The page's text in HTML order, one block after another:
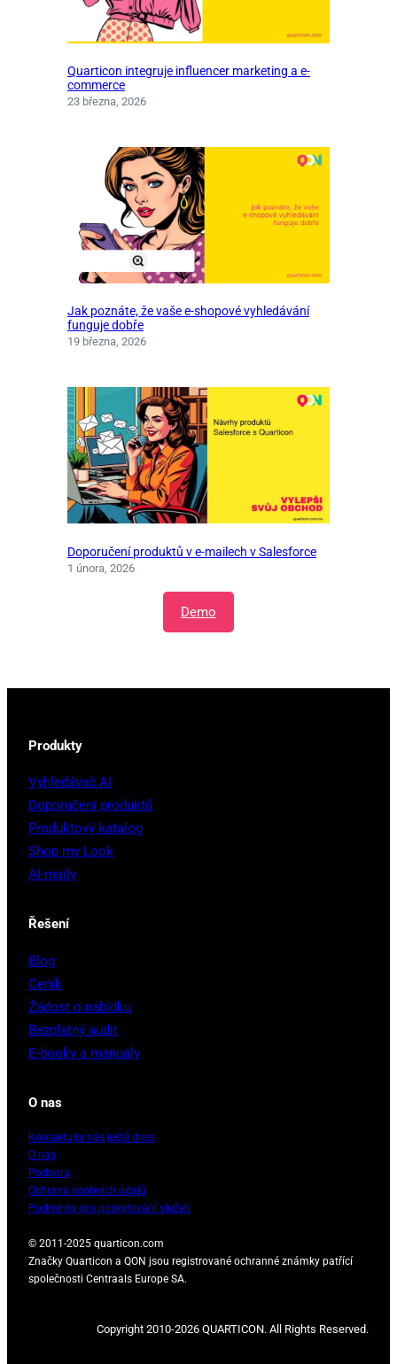
Quarticon integruje influencer marketing a e-
commerce
23 března, 2026
Jak poznáte, že vaše e‑shopové vyhledávání
funguje dobře
19 března, 2026
Doporučení produktů v e-mailech v Salesforce
1 února, 2026
Demo
Produkty
Vyhledávač AI
Doporučení produktů
Produktový katalog
Shop my Look
AI-maily
Řešení
Blog
Ceník
Žádost o nabídku
Bezplatný audit
E-booky a manuály
O nas
Kontaktujte nás ještě dnes
O nás
Podpora
Ochrana osobních údajů
Podmínky pro poskytování služeb
© 2011-2025 quarticon.com
Značky Quarticon a QON jsou registrované ochranné známky patřící
společnosti Centraals Europe SA.
Copyright 2010-2026 QUARTICON. All Rights Reserved.